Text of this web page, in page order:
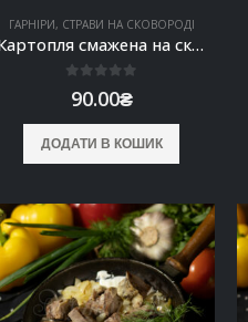
ГАРНІРИ, СТРАВИ НА СКОВОРОДІ
Картопля смажена на сковорідці
90.00₴
ДОДАТИ В КОШИК